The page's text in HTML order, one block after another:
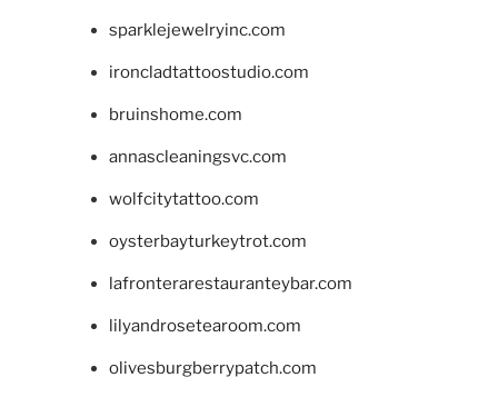
sparklejewelryinc.com
ironcladtattoostudio.com
bruinshome.com
annascleaningsvc.com
wolfcitytattoo.com
oysterbayturkeytrot.com
lafronterarestauranteybar.com
lilyandrosetearoom.com
olivesburgberrypatch.com